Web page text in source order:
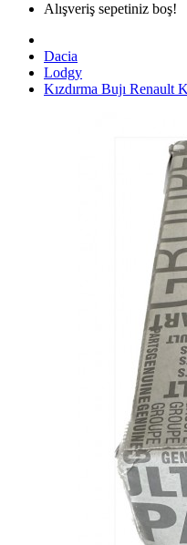
Alışveriş sepetiniz boş!
Dacia
Lodgy
Kızdırma Bujı Renault